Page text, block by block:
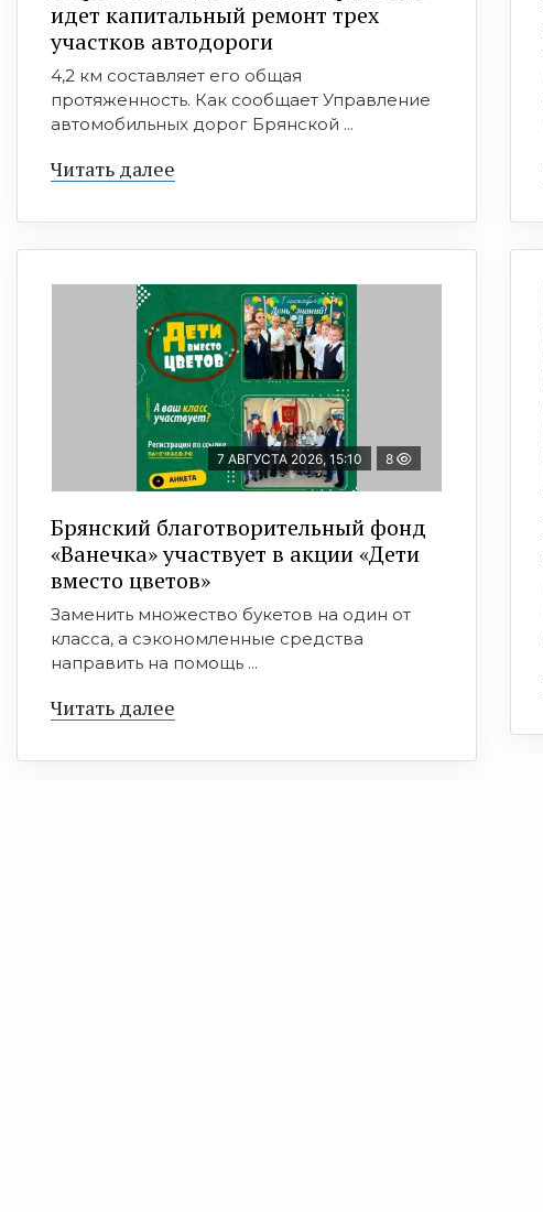
идет капитальный ремонт трех
участков автодороги
4,2 км составляет его общая
протяженность. Как сообщает Управление
автомобильных дорог Брянской ...
Читать далее
7 АВГУСТА 2026, 15:10 8
Брянский благотворительный фонд
«Ванечка» участвует в акции «Дети
вместо цветов»
Заменить множество букетов на один от
класса, а сэкономленные средства
направить на помощь ...
Читать далее